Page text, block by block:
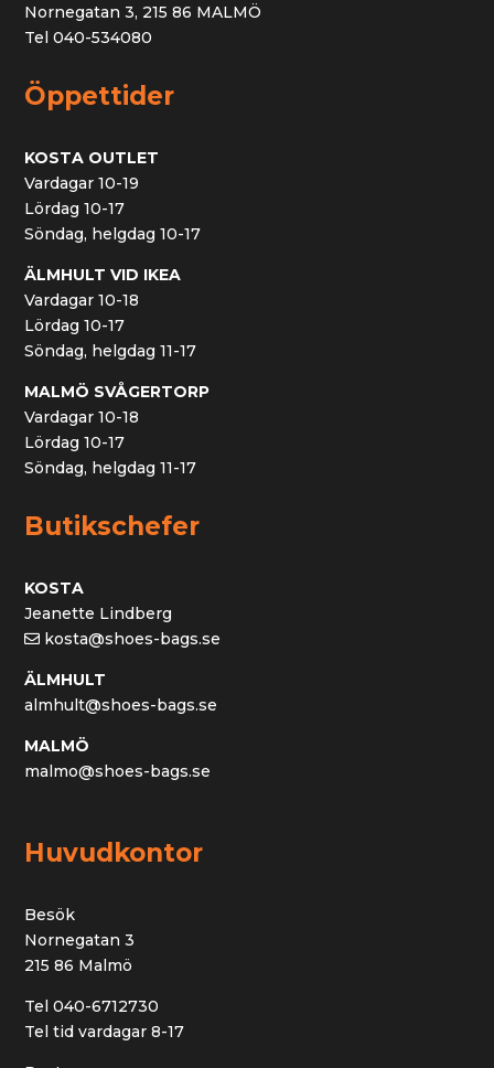
Nornegatan 3, 215 86 MALMÖ
Tel 040-534080
Öppettider
KOSTA OUTLET
Vardagar 10-19
Lördag 10-17
Söndag, helgdag 10-17
ÄLMHULT VID IKEA
Vardagar 10-18
Lördag 10-17
Söndag, helgdag 11-17
MALMÖ SVÅGERTORP
Vardagar 10-18
Lördag 10-17
Söndag, helgdag 11-17
Butikschefer
KOSTA
Jeanette Lindberg
kosta@shoes-bags.se
ÄLMHULT
almhult@shoes-bags.se
MALMÖ
malmo@shoes-bags.se
Huvudkontor
Besök
Nornegatan 3
215 86 Malmö
Tel 040-6712730
Tel tid vardagar 8-17